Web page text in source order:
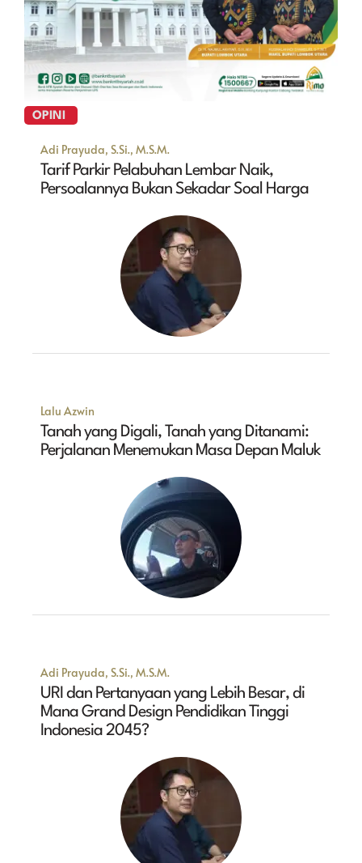
OPINI
Adi Prayuda, S.Si., M.S.M.
Tarif Parkir Pelabuhan Lembar Naik,
Persoalannya Bukan Sekadar Soal Harga
Lalu Azwin
Tanah yang Digali, Tanah yang Ditanami:
Perjalanan Menemukan Masa Depan Maluk
Adi Prayuda, S.Si., M.S.M.
URI dan Pertanyaan yang Lebih Besar, di
Mana Grand Design Pendidikan Tinggi
Indonesia 2045?